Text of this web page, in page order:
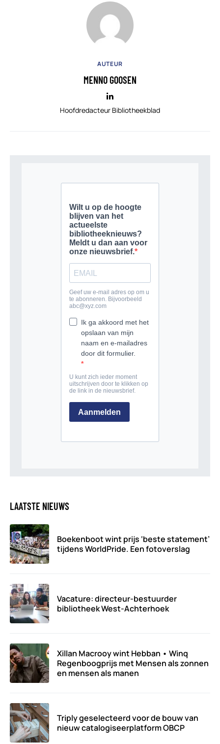
AUTEUR
MENNO GOOSEN
Hoofdredacteur Bibliotheekblad
LAATSTE NIEUWS
Boekenboot wint prijs ‘beste statement’
tijdens WorldPride. Een fotoverslag
Vacature: directeur-bestuurder
bibliotheek West-Achterhoek
Xillan Macrooy wint Hebban • Winq
Regenboogprijs met Mensen als zonnen
en mensen als manen
Triply geselecteerd voor de bouw van
nieuw catalogiseerplatform OBCP